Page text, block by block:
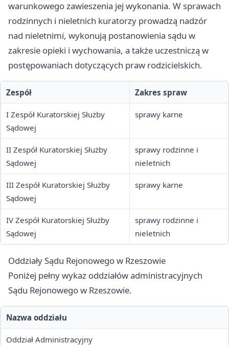
warunkowego zawieszenia jej wykonania. W sprawach
rodzinnych i nieletnich kuratorzy prowadzą nadzór
nad nieletnimi, wykonują postanowienia sądu w
zakresie opieki i wychowania, a także uczestniczą w
postępowaniach dotyczących praw rodzicielskich.
Zespół Zakres spraw
I Zespół Kuratorskiej Służby
Sądowej
sprawy karne
II Zespół Kuratorskiej Służby
Sądowej
sprawy rodzinne i
nieletnich
III Zespół Kuratorskiej Służby
Sądowej
sprawy karne
IV Zespół Kuratorskiej Służby
Sądowej
sprawy rodzinne i
nieletnich
Oddziały Sądu Rejonowego w Rzeszowie
Poniżej pełny wykaz oddziałów administracyjnych
Sądu Rejonowego w Rzeszowie.
Nazwa oddziału
Oddział Administracyjny